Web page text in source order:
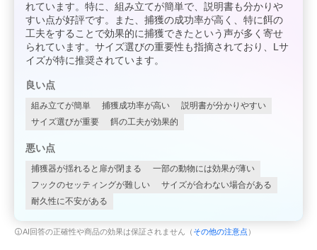
れています。特に、組み立てが簡単で、説明書も分かりや
すい点が好評です。また、捕獲の成功率が高く、特に餌の
工夫をすることで効果的に捕獲できたという声が多く寄せ
られています。サイズ選びの重要性も指摘されており、Lサ
イズが特に推奨されています。
良い点
組み立てが簡単 捕獲成功率が高い
説明書が分かりやすい
サイズ選びが重要
餌の工夫が効果的
悪い点
捕獲器が揺れると扉が閉まる
一部の動物には効果が薄い
フックのセッティングが難しい
サイズが合わない場合がある
耐久性に不安がある
AI回答の正確性や商品の効果は保証されません（ その他の注意点 ）